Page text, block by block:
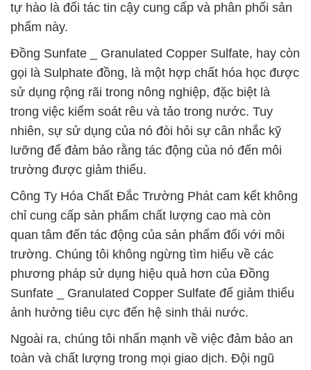
tự hào là đối tác tin cậy cung cấp và phân phối sản
phẩm này.
Đồng Sunfate _ Granulated Copper Sulfate, hay còn
gọi là Sulphate đồng, là một hợp chất hóa học được
sử dụng rộng rãi trong nông nghiệp, đặc biệt là
trong việc kiểm soát rêu và tảo trong nước. Tuy
nhiên, sự sử dụng của nó đòi hỏi sự cân nhắc kỹ
lưỡng để đảm bảo rằng tác động của nó đến môi
trường được giảm thiểu.
Công Ty Hóa Chất Đắc Trường Phát cam kết không
chỉ cung cấp sản phẩm chất lượng cao mà còn
quan tâm đến tác động của sản phẩm đối với môi
trường. Chúng tôi không ngừng tìm hiểu về các
phương pháp sử dụng hiệu quả hơn của Đồng
Sunfate _ Granulated Copper Sulfate để giảm thiểu
ảnh hưởng tiêu cực đến hệ sinh thái nước.
Ngoài ra, chúng tôi nhấn mạnh về việc đảm bảo an
toàn và chất lượng trong mọi giao dịch. Đội ngũ